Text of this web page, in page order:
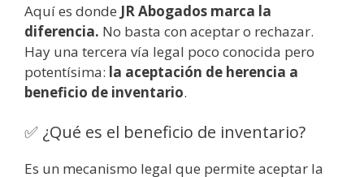
Aquí es donde JR Abogados marca la
diferencia. No basta con aceptar o rechazar.
Hay una tercera vía legal poco conocida pero
potentísima: la aceptación de herencia a
beneficio de inventario.
✅ ¿Qué es el beneficio de inventario?
Es un mecanismo legal que permite aceptar la